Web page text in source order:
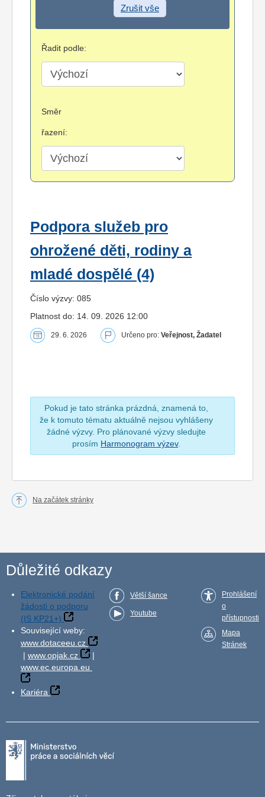
Zrušit vše
Řadit podle:
Směr
řazení:
Podpora služeb pro
ohrožené děti, rodiny a
mladé dospělé (4)
Číslo výzvy: 085
Platnost do: 14. 09. 2026 12:00
29. 6. 2026 Určeno pro: Veřejnost, Žadatel
Pokud je tato stránka prázdná, znamená to,
že k tomuto tématu aktuálně nejsou vyhlášeny
žádné výzvy. Pro plánované výzvy sledujte
prosím Harmonogram výzev.
Na začátek stránky
Důležité odkazy
Elektronické podání
žádosti o podporu
(IS KP21+)
Související weby:
www.dotaceeu.cz
| www.opjak.cz
|
www.ec.europa.eu
Kariéra
Větší šance
Youtube
Prohlášení
o
přístupnosti
Mapa
Stránek